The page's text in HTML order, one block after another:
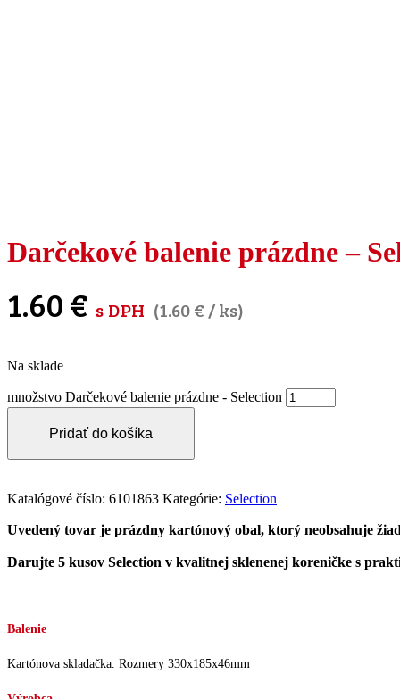
Darčekové balenie prázdne –
1.60€ s DPH (1.60€ / ks)
Na sklade
množstvo Darčekové balenie prázdne - Selection
Pridať do košíka
Katalógové číslo: 6101863 Kategórie: Selection
Uvedený tovar je prázdny kartónový obal, ktorý neobsahuje
Darujte 5 kusov Selection v kvalitnej sklenenej koreničke s
Balenie
Kartónova skladačka. Rozmery 330x185x46mm